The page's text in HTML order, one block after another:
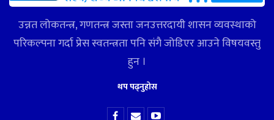
उन्नत लोकतन्त्र, गणतन्त्र जस्ता जनउत्तरदायी शासन व्यवस्थाको
परिकल्पना गर्दा प्रेस स्वतन्त्रता पनि संगै जोडिएर आउने विषयवस्तु
हुन ।
थप पढ्नुहोस